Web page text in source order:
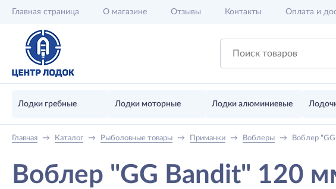
Главная страница О магазине Отзывы Контакты Оплата и
Лодки гребные Лодки моторные Лодки алюминиевые
Главная → Каталог → Рыболовные товары → Приманки → Воблеры → Воблер
Воблер "GG Bandit" 120